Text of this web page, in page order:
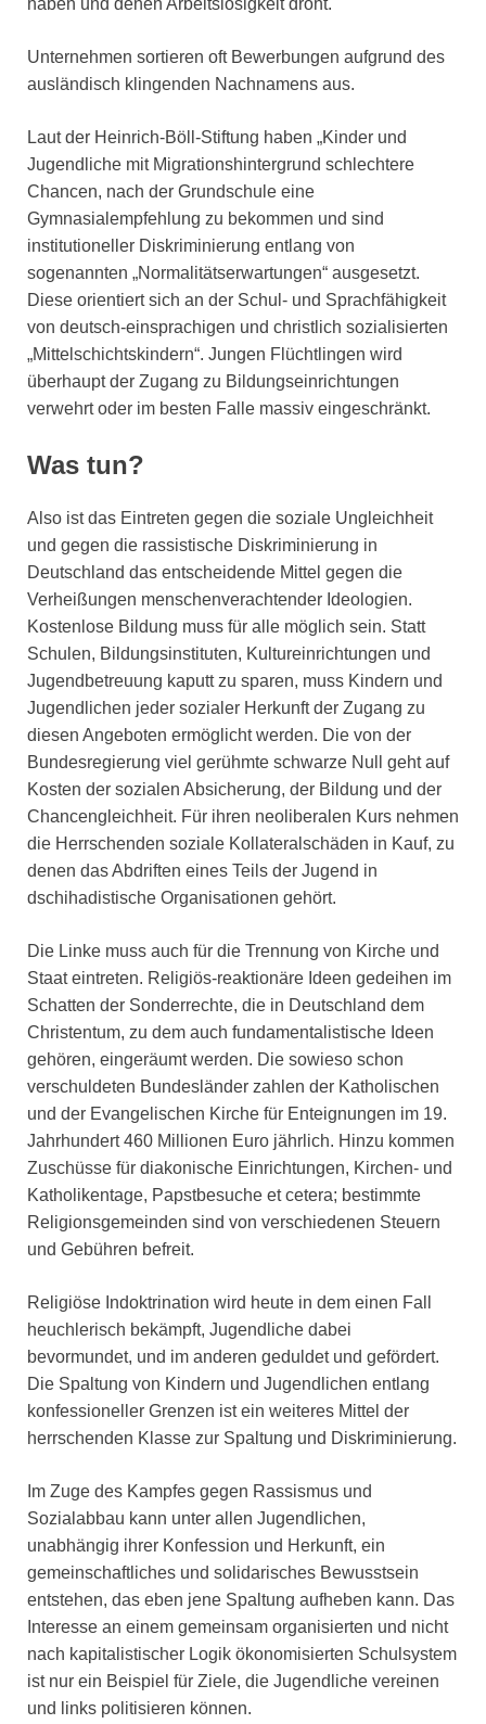
Unternehmen sortieren oft Bewerbungen aufgrund des
ausländisch klingenden Nachnamens aus.
Laut der Heinrich-Böll-Stiftung haben „Kinder und
Jugendliche mit Migrationshintergrund schlechtere
Chancen, nach der Grundschule eine
Gymnasialempfehlung zu bekommen und sind
institutioneller Diskriminierung entlang von
sogenannten „Normalitätserwartungen“ ausgesetzt.
Diese orientiert sich an der Schul- und Sprachfähigkeit
von deutsch-einsprachigen und christlich sozialisierten
„Mittelschichtskindern“. Jungen Flüchtlingen wird
überhaupt der Zugang zu Bildungseinrichtungen
verwehrt oder im besten Falle massiv eingeschränkt.
Was tun?
Also ist das Eintreten gegen die soziale Ungleichheit
und gegen die rassistische Diskriminierung in
Deutschland das entscheidende Mittel gegen die
Verheißungen menschenverachtender Ideologien.
Kostenlose Bildung muss für alle möglich sein. Statt
Schulen, Bildungsinstituten, Kultureinrichtungen und
Jugendbetreuung kaputt zu sparen, muss Kindern und
Jugendlichen jeder sozialer Herkunft der Zugang zu
diesen Angeboten ermöglicht werden. Die von der
Bundesregierung viel gerühmte schwarze Null geht auf
Kosten der sozialen Absicherung, der Bildung und der
Chancengleichheit. Für ihren neoliberalen Kurs nehmen
die Herrschenden soziale Kollateralschäden in Kauf, zu
denen das Abdriften eines Teils der Jugend in
dschihadistische Organisationen gehört.
Die Linke muss auch für die Trennung von Kirche und
Staat eintreten. Religiös-reaktionäre Ideen gedeihen im
Schatten der Sonderrechte, die in Deutschland dem
Christentum, zu dem auch fundamentalistische Ideen
gehören, eingeräumt werden. Die sowieso schon
verschuldeten Bundesländer zahlen der Katholischen
und der Evangelischen Kirche für Enteignungen im 19.
Jahrhundert 460 Millionen Euro jährlich. Hinzu kommen
Zuschüsse für diakonische Einrichtungen, Kirchen- und
Katholikentage, Papstbesuche et cetera; bestimmte
Religionsgemeinden sind von verschiedenen Steuern
und Gebühren befreit.
Religiöse Indoktrination wird heute in dem einen Fall
heuchlerisch bekämpft, Jugendliche dabei
bevormundet, und im anderen geduldet und gefördert.
Die Spaltung von Kindern und Jugendlichen entlang
konfessioneller Grenzen ist ein weiteres Mittel der
herrschenden Klasse zur Spaltung und Diskriminierung.
Im Zuge des Kampfes gegen Rassismus und
Sozialabbau kann unter allen Jugendlichen,
unabhängig ihrer Konfession und Herkunft, ein
gemeinschaftliches und solidarisches Bewusstsein
entstehen, das eben jene Spaltung aufheben kann. Das
Interesse an einem gemeinsam organisierten und nicht
nach kapitalistischer Logik ökonomisierten Schulsystem
ist nur ein Beispiel für Ziele, die Jugendliche vereinen
und links politisieren können.